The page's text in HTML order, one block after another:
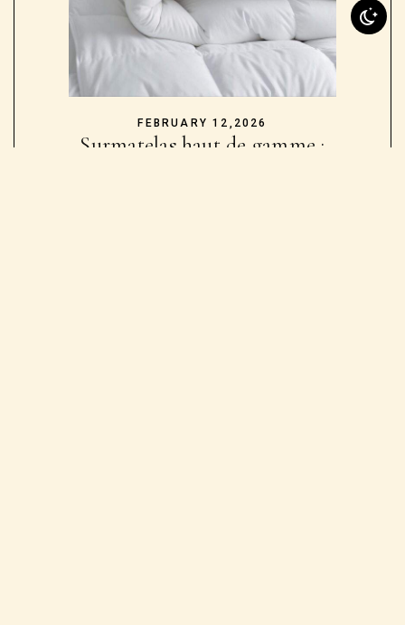
FEBRUARY 12,2026
Surmatelas haut de gamme :